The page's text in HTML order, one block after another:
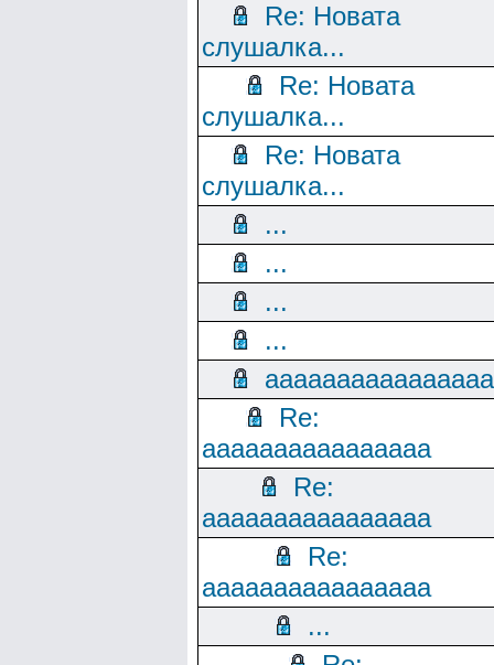
Re: Новата
слушалка...
Re: Новата
слушалка...
Re: Новата
слушалка...
...
...
...
...
aaaaaaaaaaaaaaaa
Re:
aaaaaaaaaaaaaaaa
Re:
aaaaaaaaaaaaaaaa
Re:
aaaaaaaaaaaaaaaa
...